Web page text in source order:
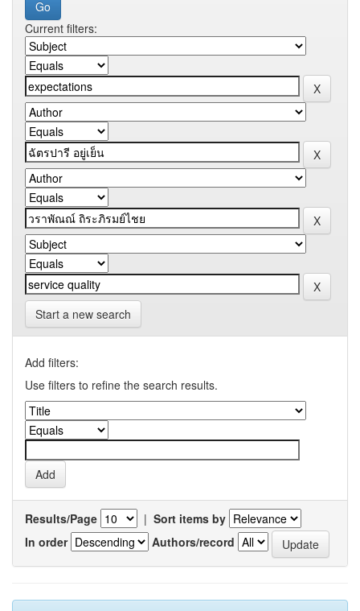
Current filters:
Start a new search
Add filters:
Use filters to refine the search results.
Results/Page | Sort items by
In order
Authors/record